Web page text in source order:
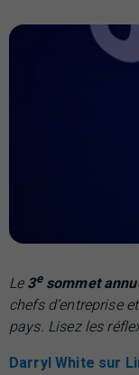
Le3esommet
chefs d’entreprise
pays. Lisez les
Darryl White sur